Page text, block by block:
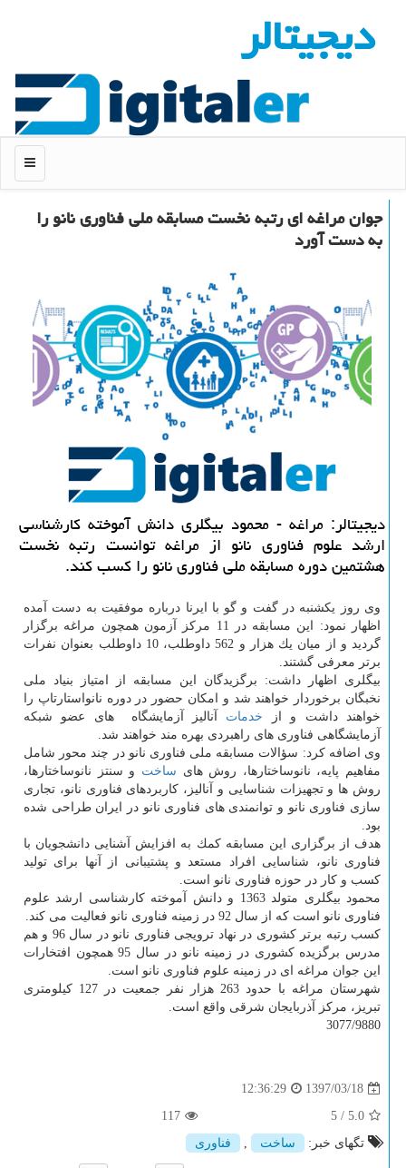
دیجیتالر
منو
جوان مراغه ای رتبه نخست مسابقه ملی فناوری نانو را
به دست آورد
دیجیتالر: مراغه - محمود بیگلری دانش آموخته كارشناسی
ارشد علوم فناوری نانو از مراغه توانست رتبه نخست
هشتمین دوره مسابقه ملی فناوری نانو را كسب كند.
وی روز یكشنبه در گفت و گو با ایرنا درباره موفقیت به دست آمده
اظهار نمود: این مسابقه در 11 مركز آزمون همچون مراغه برگزار
گردید و از میان یك هزار و 562 داوطلب، 10 داوطلب بعنوان نفرات
برتر معرفی گشتند.
بیگلری اظهار داشت: برگزیدگان این مسابقه از امتیاز بنیاد ملی
نخبگان برخوردار خواهند شد و امكان حضور در دوره نانواستارتاپ را
خواهند داشت و از خدمات آنالیز آزمایشگاه ‏ های عضو شبكه
آزمایشگاهی فناوری های راهبردی بهره مند خواهند شد.
وی اضافه كرد: سؤالات مسابقه ملی فناوری نانو در چند محور شامل
مفاهیم پایه، نانوساختارها، روش های ساخت و سنتز نانوساختارها،
روش ها و تجهیزات شناسایی و آنالیز، كاربردهای فناوری نانو، تجاری
سازی فناوری نانو و توانمندی های فناوری نانو در ایران طراحی شده
بود.
هدف از برگزاری این مسابقه كمك به افزایش آشنایی دانشجویان با
فناوری نانو، شناسایی افراد مستعد و پشتیبانی از آنها برای تولید
كسب و كار در حوزه فناوری نانو است.
محمود بیگلری متولد 1363 و دانش آموخته كارشناسی ارشد علوم
فناوری نانو است كه از سال 92 در زمینه فناوری نانو فعالیت می كند.
كسب رتبه برتر كشوری در نهاد ترویجی فناوری نانو در سال 96 و هم
مدرس برگزیده كشوری در زمینه نانو در سال 95 همچون افتخارات
این جوان مراغه ای در زمینه علوم فناوری نانو است.
شهرستان مراغه با حدود 263 هزار نفر جمعیت در 127 كیلومتری
تبریز، مركز آذربایجان شرقی واقع است.
3077/9880
1397/03/18
12:36:29
5.0
/
5
117
تگهای خبر:
ساخت , فناوری